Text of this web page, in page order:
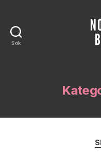
Sök